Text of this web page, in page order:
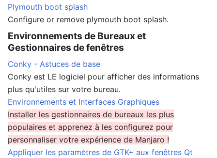
Plymouth boot splash
Configure or remove plymouth boot splash.
Environnements de Bureaux et
Gestionnaires de fenêtres
Conky - Astuces de base
Conky est LE logiciel pour afficher des informations
plus qu'utiles sur votre bureau.
Environnements et Interfaces Graphiques
Installer les gestionnaires de bureaux les plus
populaires et apprenez à les configurez pour
personnaliser votre expérience de Manjaro !
Appliquer les paramètres de GTK+ aux fenêtres Qt